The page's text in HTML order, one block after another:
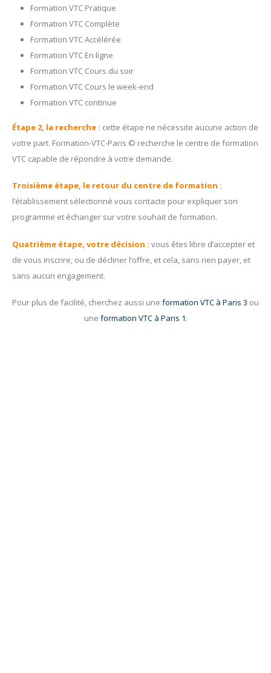
Formation VTC Pratique
Formation VTC Complète
Formation VTC Accélérée
Formation VTC En ligne
Formation VTC Cours du soir
Formation VTC Cours le week-end
Formation VTC continue
Étape 2, la recherche : cette étape ne nécessite aucune action de
votre part. Formation-VTC-Paris © recherche le centre de formation
VTC capable de répondre à votre demande.
Troisième étape, le retour du centre de formation :
l’établissement sélectionné vous contacte pour expliquer son
programme et échanger sur votre souhait de formation.
Quatrième étape, votre décision : vous êtes libre d’accepter et
de vous inscrire, ou de décliner l’offre, et cela, sans rien payer, et
sans aucun engagement.
Pour plus de facilité, cherchez aussi une formation VTC à Paris 3 ou
une formation VTC à Paris 1.